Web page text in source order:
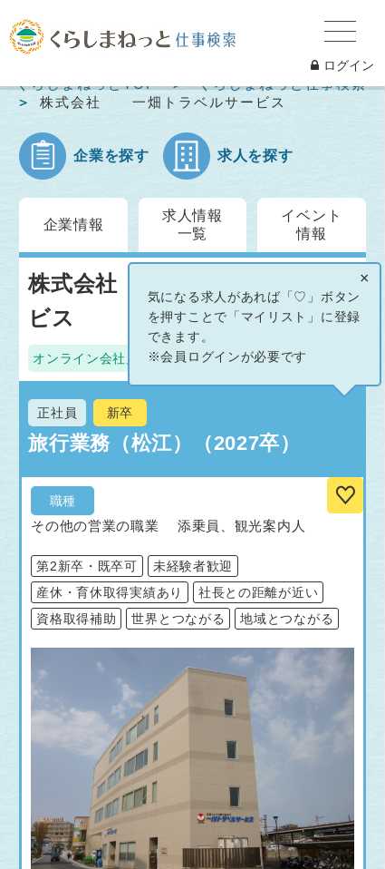
ログイン
くらしまねっとTOP
くらしまねっと仕事検索
株式会社 一畑トラベルサービス
企業を探す 求人を探す
企業情報
求人情報
一覧
イベント
情報
株式会社 一畑トラベルサー
ビス
オンライン会社見学
正社員 新卒
旅行業務（松江）（2027卒）
職種
その他の営業の職業 添乗員、観光案内人
第2新卒・既卒可
未経験者歓迎
産休・育休取得実績あり
社長との距離が近い
資格取得補助
世界とつながる 地域とつながる
×
気になる求人があれば「♡」ボタン
を押すことで「マイリスト」に登録
できます。
※会員ログインが必要です